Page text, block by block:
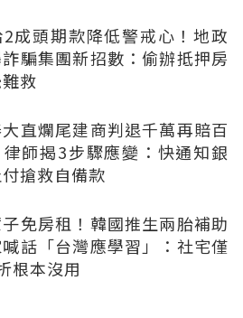
成頭期款降低警戒心！地政
騙集團新招數：偷辦抵押房
救
直爛尾建商判退千萬再賠百
師揭3步驟應變：快通知銀
搶救自備款
免房租！韓國推生兩胎補助
話「台灣應學習」：社宅僅
根本沒用